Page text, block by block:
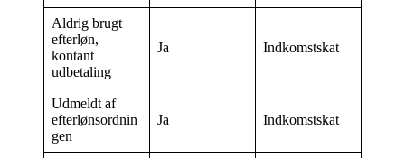
Aldrig brugt
efterløn,
kontant
udbetaling
Ja Indkomstskat
Udmeldt af
efterlønsordnin
gen
Ja Indkomstskat